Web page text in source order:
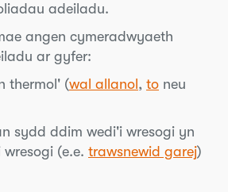
adeiladu.
angen cymeradwyaeth
ar gyfer:
thermol' (wal allanol , to neu
sydd ddim wedi'i wresogi yn
(e.e. trawsnewid garej)